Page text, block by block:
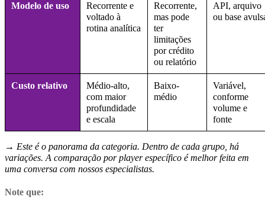
Modelo de uso
Recorrente e
voltado à
rotina analítica
Recorrente,
mas pode
ter
limitações
por crédito
ou relatório
API, arquivo
ou base
Custo relativo
Médio-alto,
com maior
profundidade
e escala
Baixo-
médio
Variável,
conforme
volume e
fonte
→ Este é o panorama da categoria. Dentro de cada grupo, há
variações. A comparação por player específico é melhor feita em
uma conversa com nossos especialistas.
Note que: